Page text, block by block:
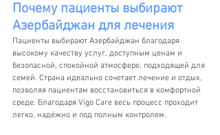
Почему пациенты выбирают
Азербайджан для лечения
Пациенты выбирают Азербайджан благодаря
высокому качеству услуг, доступным ценам и
безопасной, спокойной атмосфере, подходящей для
семей. Страна идеально сочетает лечение и отдых,
позволяя пациентам восстановиться в комфортной
среде. Благодаря Vigo Care весь процесс проходит
легко, надёжно и под полным контролем.